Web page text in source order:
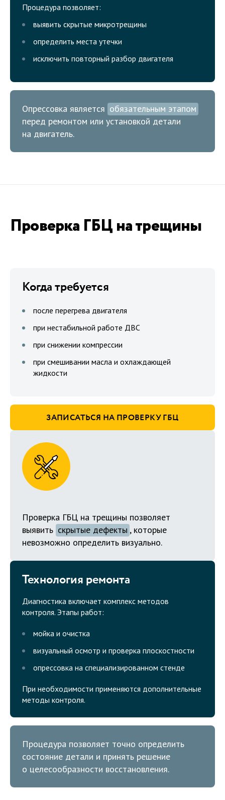
Процедура позволяет:
выявить скрытые микротрещины
определить места утечки
исключить повторный разбор двигателя
Опрессовка является обязательным этапом
перед ремонтом или установкой детали
на двигатель.
Проверка ГБЦ на трещины
Когда требуется
после перегрева двигателя
при нестабильной работе ДВС
при снижении компрессии
при смешивании масла и охлаждающей
жидкости
ЗАПИСАТЬСЯ НА ПРОВЕРКУ ГБЦ
Проверка ГБЦ на трещины позволяет
выявить скрытые дефекты , которые
невозможно определить визуально.
Технология ремонта
Диагностика включает комплекс методов
контроля. Этапы работ:
мойка и очистка
визуальный осмотр и проверка плоскостности
опрессовка на специализированном стенде
При необходимости применяются дополнительные
методы контроля.
Процедура позволяет точно определить
состояние детали и принять решение
о целесообразности восстановления.